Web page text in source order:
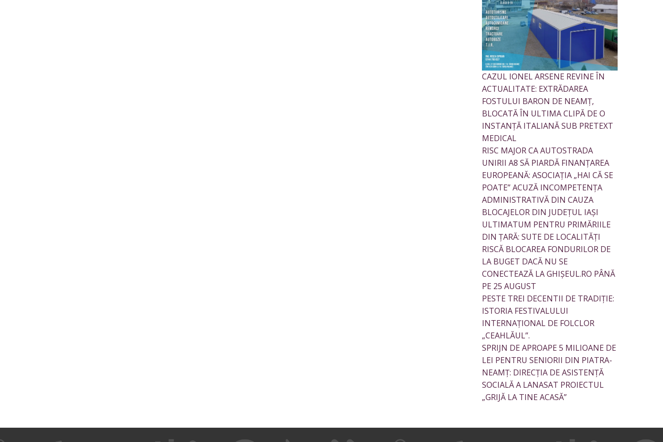
CAZUL IONEL ARSENE REVINE ÎN
ACTUALITATE: EXTRĂDAREA
FOSTULUI BARON DE NEAMȚ,
BLOCATĂ ÎN ULTIMA CLIPĂ DE O
INSTANȚĂ ITALIANĂ SUB PRETEXT
MEDICAL
RISC MAJOR CA AUTOSTRADA
UNIRII A8 SĂ PIARDĂ FINANȚAREA
EUROPEANĂ: ASOCIAȚIA „HAI CĂ SE
POATE” ACUZĂ INCOMPETENȚA
ADMINISTRATIVĂ DIN CAUZA
BLOCAJELOR DIN JUDEȚUL IAȘI
ULTIMATUM PENTRU PRIMĂRIILE
DIN ȚARĂ: SUTE DE LOCALITĂȚI
RISCĂ BLOCAREA FONDURILOR DE
LA BUGET DACĂ NU SE
CONECTEAZĂ LA GHIȘEUL.RO PÂNĂ
PE 25 AUGUST
PESTE TREI DECENTII DE TRADIȚIE:
ISTORIA FESTIVALULUI
INTERNAȚIONAL DE FOLCLOR
„CEAHLĂUL”.
SPRIJN DE APROAPE 5 MILIOANE DE
LEI PENTRU SENIORII DIN PIATRA-
NEAMȚ: DIRECȚIA DE ASISTENȚĂ
SOCIALĂ A LANASAT PROIECTUL
„GRIJĂ LA TINE ACASĂ”